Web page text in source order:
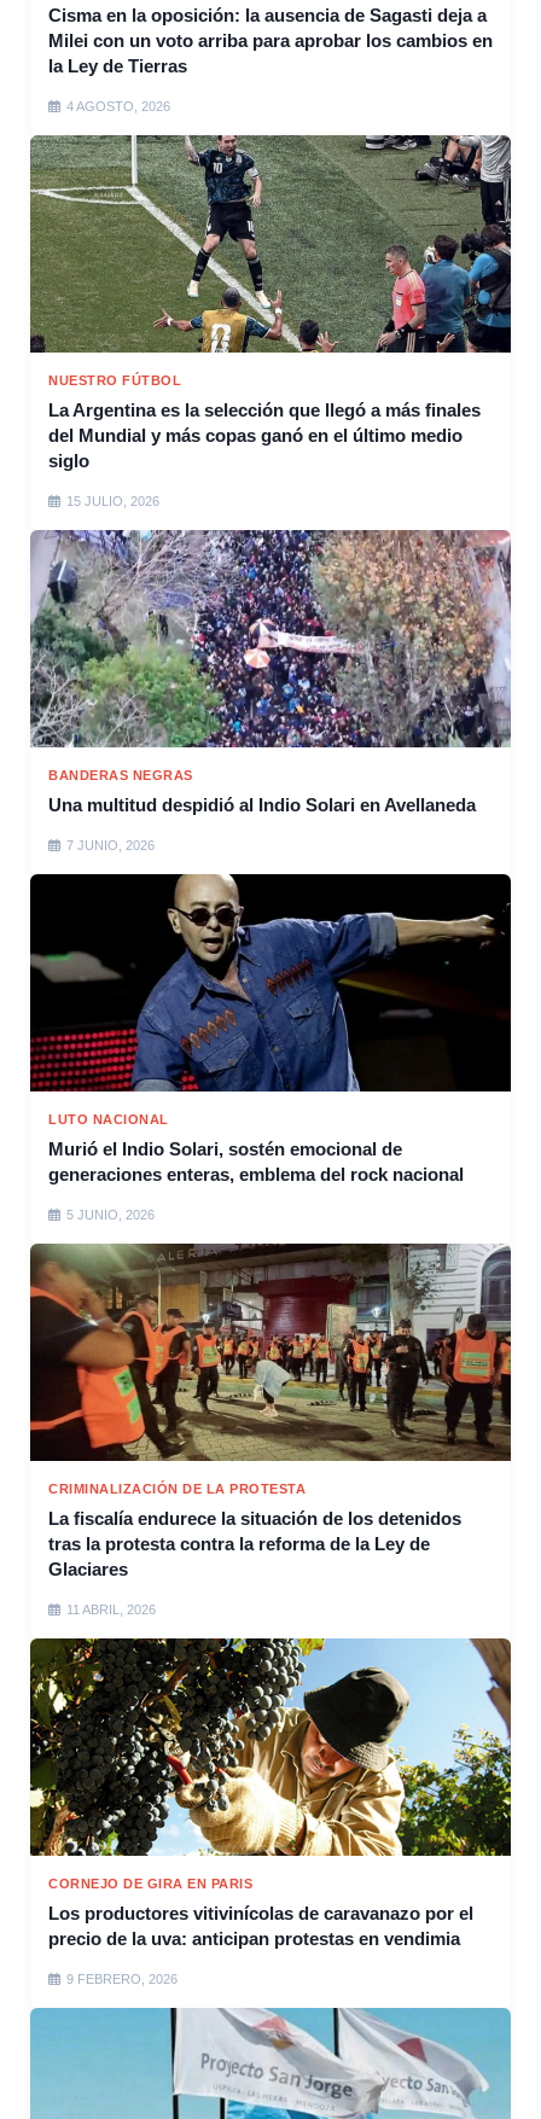
Cisma en la oposición: la ausencia de Sagasti deja a
Milei con un voto arriba para aprobar los cambios en
la Ley de Tierras
4 AGOSTO, 2026
NUESTRO FÚTBOL
La Argentina es la selección que llegó a más finales
del Mundial y más copas ganó en el último medio
siglo
15 JULIO, 2026
BANDERAS NEGRAS
Una multitud despidió al Indio Solari en Avellaneda
7 JUNIO, 2026
LUTO NACIONAL
Murió el Indio Solari, sostén emocional de
generaciones enteras, emblema del rock nacional
5 JUNIO, 2026
CRIMINALIZACIÓN DE LA PROTESTA
La fiscalía endurece la situación de los detenidos
tras la protesta contra la reforma de la Ley de
Glaciares
11 ABRIL, 2026
CORNEJO DE GIRA EN PARIS
Los productores vitivinícolas de caravanazo por el
precio de la uva: anticipan protestas en vendimia
9 FEBRERO, 2026